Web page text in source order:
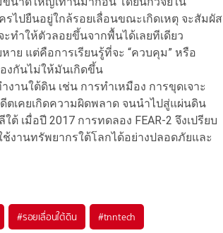
ไปยืนอยู่ใกล้รอยเลื่อนขณะเกิดเหตุ จะสัมผัส
ะทำให้ตัวลอยขึ้นจากพื้นได้เลยทีเดียว
ย แต่คือการเรียนรู้ที่จะ “ควบคุม” หรือ
งกันไม่ให้มันเกิดขึ้น
นใต้ดิน เช่น การทำเหมือง การขุดเจาะ
เคยเกิดความผิดพลาด จนนำไปสู่แผ่นดิน
เมื่อปี 2017 การทดลอง FEAR-2 จึงเปรียบ
งานทรัพยากรใต้โลกได้อย่างปลอดภัยและ
#รอยเลื่อนใต้ดิน #tnntech